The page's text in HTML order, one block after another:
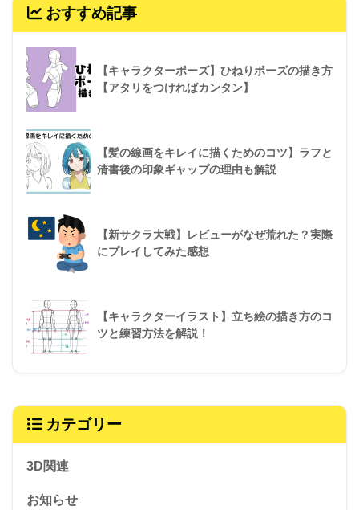
おすすめ記事
【キャラクターポーズ】ひねりポーズの描き方
【アタリをつければカンタン】
【髪の線画をキレイに描くためのコツ】ラフと
清書後の印象ギャップの理由も解説
【新サクラ大戦】レビューがなぜ荒れた？実際
にプレイしてみた感想
【キャラクターイラスト】立ち絵の描き方のコ
ツと練習方法を解説！
カテゴリー
3D関連
お知らせ